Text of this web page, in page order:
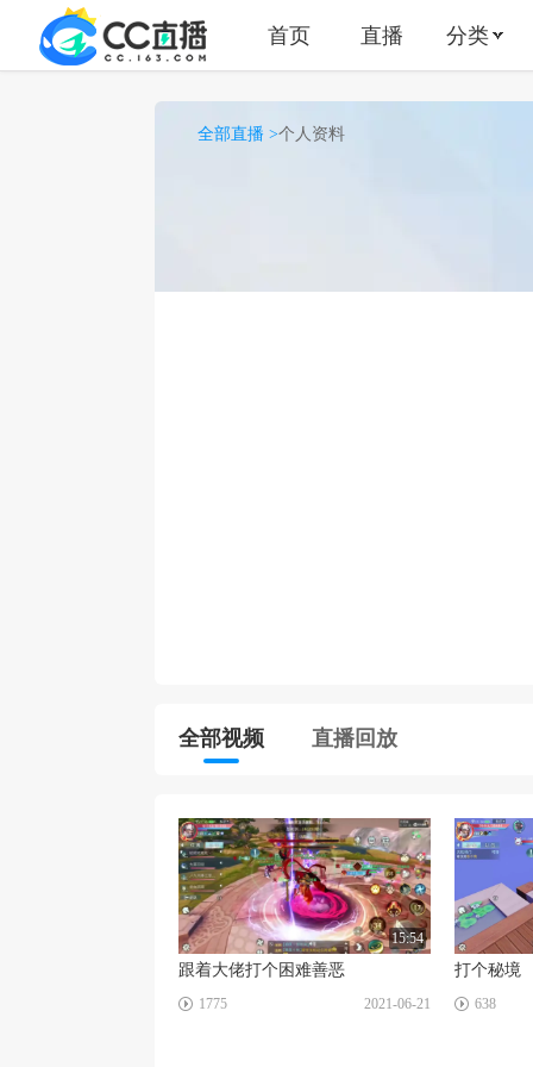
首页 直播 分类
全部直播 >个人资料
全部视频 直播回放
☑
15:54
跟着大佬打个困难善恶
1775 2021-06-21
☑
打个秘境
638